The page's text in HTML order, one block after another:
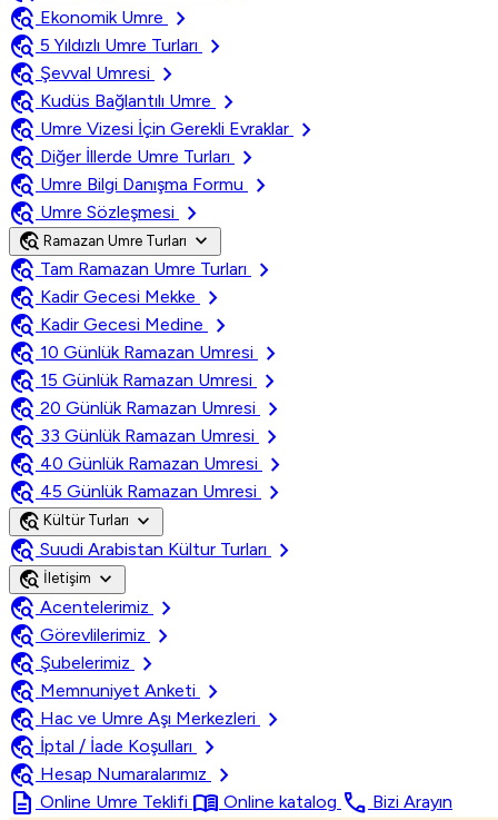
travel_explore Ekonomik Umre
chevron_right
travel_explore 5 Yıldızlı Umre Turları
chevron_right
travel_explore Şevval Umresi
chevron_right
travel_explore Kudüs Bağlantılı Umre
chevron_right
travel_explore Umre Vizesi İçin Gerekli Evraklar
chevron_right
travel_explore Diğer İllerde Umre Turları
chevron_right
travel_explore Umre Bilgi Danışma Formu
chevron_right
travel_explore Umre Sözleşmesi chevron_right
travel_explore Ramazan Umre Turları expand_more
travel_explore Tam Ramazan Umre Turları
chevron_right
travel_explore Kadir Gecesi Mekke
chevron_right
travel_explore Kadir Gecesi Medine
chevron_right
travel_explore 10 Günlük Ramazan Umresi
chevron_right
travel_explore 15 Günlük Ramazan Umresi
chevron_right
travel_explore 20 Günlük Ramazan Umresi
chevron_right
travel_explore 33 Günlük Ramazan Umresi
chevron_right
travel_explore 40 Günlük Ramazan Umresi
chevron_right
travel_explore 45 Günlük Ramazan Umresi chevron_right
travel_explore Kültür Turları expand_more
travel_explore Suudi Arabistan Kültur Turları chevron_right
travel_explore İletişim expand_more
travel_explore Acentelerimiz
chevron_right
travel_explore Görevlilerimiz
chevron_right
travel_explore Şubelerimiz
chevron_right
travel_explore Memnuniyet Anketi
chevron_right
travel_explore Hac ve Umre Aşı Merkezleri
chevron_right
travel_explore İptal / İade Koşulları
chevron_right
travel_explore Hesap Numaralarımız
chevron_right
description Online Umre Teklifi menu_book Online katalog call Bizi Arayın